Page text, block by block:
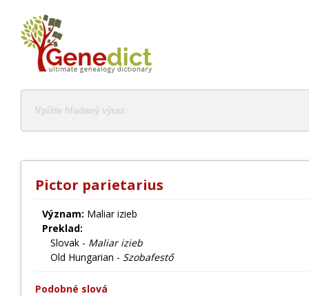
Pictor parietarius
Význam: Maliar izieb
Preklad:
Slovak - Maliar izieb
Old Hungarian - Szobafestő
Podobné slová